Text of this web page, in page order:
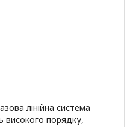
лінійна система
високого порядку,